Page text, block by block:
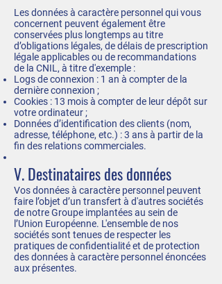
Les données à caractère personnel qui vous
concernent peuvent également être
conservées plus longtemps au titre
d’obligations légales, de délais de prescription
légale applicables ou de recommandations
de la CNIL, à titre d'exemple :
Logs de connexion : 1 an à compter de la
dernière connexion ;
Cookies : 13 mois à compter de leur dépôt sur
votre ordinateur ;
Données d’identification des clients (nom,
adresse, téléphone, etc.) : 3 ans à partir de la
fin des relations commerciales.
V. Destinataires des données
Vos données à caractère personnel peuvent
faire l’objet d’un transfert à d'autres sociétés
de notre Groupe implantées au sein de
l’Union Européenne. L'ensemble de nos
sociétés sont tenues de respecter les
pratiques de confidentialité et de protection
des données à caractère personnel énoncées
aux présentes.